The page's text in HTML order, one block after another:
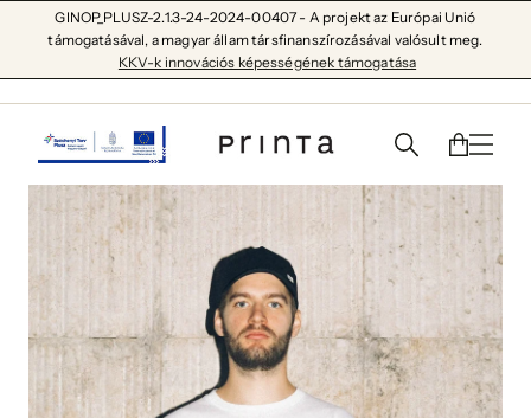
GINOP_PLUSZ-2.1.3-24-2024-00407 - A projekt az Európai Unió
támogatásával, a magyar állam társfinanszírozásával valósult meg.
KKV-k innovációs képességének támogatása